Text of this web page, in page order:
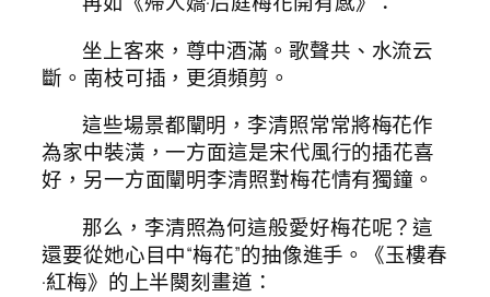
坐上客來，尊中酒滿。歌聲共、水流云
斷。南枝可插，更須頻剪。
這些場景都闡明，李清照常常將梅花作
為家中裝潢，一方面這是宋代風行的插花喜
好，另一方面闡明李清照對梅花情有獨鐘。
那么，李清照為何這般愛好梅花呢？這
還要從她心目中“梅花”的抽像進手。《玉樓春
·紅梅》的上半闋刻畫道：